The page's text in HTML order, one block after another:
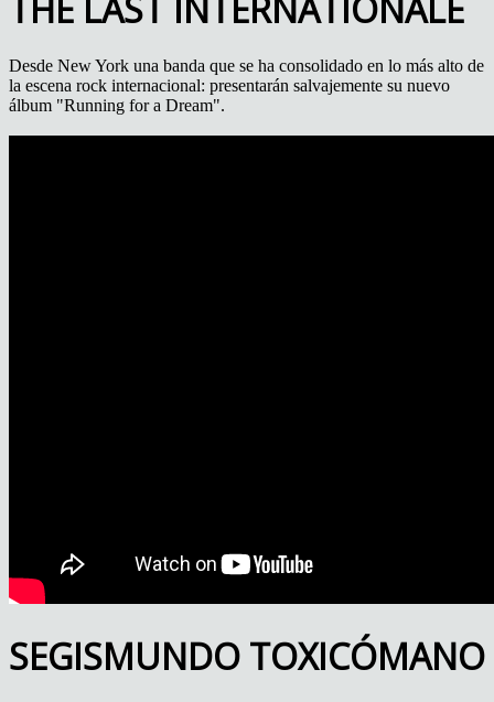
Desde New York una banda que se ha consolidado en lo más alto de
la escena rock internacional: presentarán salvajemente su nuevo
álbum "Running for a Dream".
SEGISMUNDO TOXICÓMANO